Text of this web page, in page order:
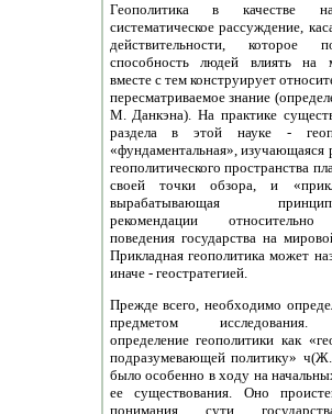
Геополитика в качестве
систематическое рассуждение,
действительности, которое
способность людей влиять на
вместе с тем конструирует
пересматриваемое знание
М. Данкэна). На практике
раздела в этой науке -
«фундаментальная», изучающаяся
геополитического пространства
своей точки обзора, и
вырабатывающая
рекомендации
поведения государства на
Прикладная геополитика может
иначе - геостратегией.
Прежде всего, необходимо
предметом
определение геополитики как
подразумевающей политику»
было особенно в ходу на
ее существования. Оно
понимания сути